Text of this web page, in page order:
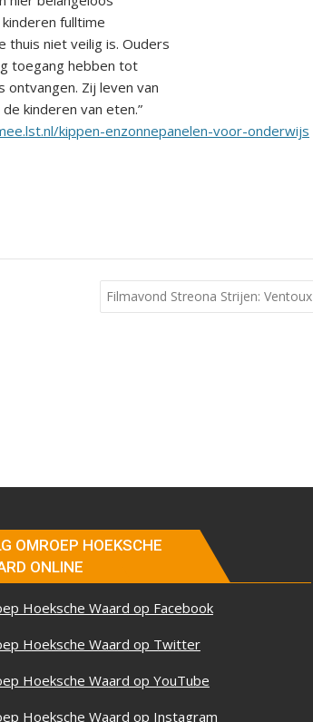
fulltime
niet veilig is. Ouders
toegang hebben tot
Zij leven van
kinderen van eten.”
kippen-enzonnepanelen-voor-onderwijs
Filmavond Streona Strijen: Ventoux
OMROEP HOEKSCHE
ONLINE
Hoeksche Waard op Facebook
Hoeksche Waard op Twitter
Hoeksche Waard op YouTube
Hoeksche Waard op Instagram